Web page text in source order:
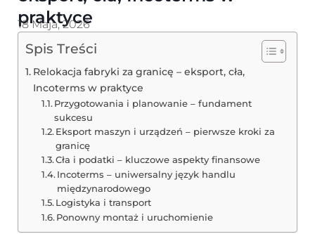
praktyce
18 Maja, 2026
Spis Treści
Relokacja fabryki za granicę – eksport, cła,
Incoterms w praktyce
Przygotowania i planowanie – fundament
sukcesu
Eksport maszyn i urządzeń – pierwsze kroki za
granicę
Cła i podatki – kluczowe aspekty finansowe
Incoterms – uniwersalny język handlu
międzynarodowego
Logistyka i transport
Ponowny montaż i uruchomienie